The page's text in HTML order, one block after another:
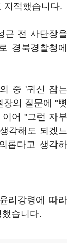
지적했습니다.
근 전 사단장을
경북경찰청에
중 '귀신 잡는
의 질문에 "뼛
어 "그런 자부
각해도 되겠느
롭다고 생각하
리강령에 따라
습니다.